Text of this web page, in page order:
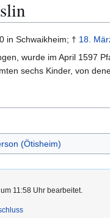
in Schwaikheim; † 18.
wurde im April 1597
sechs Kinder, von
(Ötisheim)
11:58 Uhr bearbeitet.